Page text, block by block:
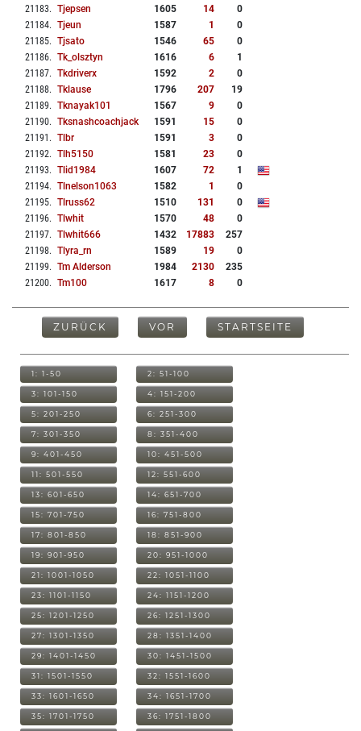
21183. Tjepsen 1605 14
0
21184. Tjeun 1587 1
0
21185. Tjsato 1546 65
0
21186. Tk_olsztyn 1616 6
1
21187. Tkdriverx 1592 2
0
21188. Tklause 1796 207
19
21189. Tknayak101 1567 9
0
21190. Tksnashcoachjack 1591 15
0
21191 . Tlbr 1591 3
0
21192. Tlh5150 1581 23
0
21193. Tlid1984 1607 72
1
21194. Tlnelson1063 1582 1
0
21195. Tlruss62 1510 131
0
21196. Tlwhit 1570 48
0
21197. Tlwhit666 1432 17883
257
21198. Tlyra_rn 1589 19
0
21199. Tm Alderson 1984 2130
235
21200. Tm100 1617 8 0
ZURÜCK VOR STARTSEITE
1: 1-50 2: 51-100
3: 101-150 4: 151-200
5: 201-250 6: 251-300
7: 301-350 8: 351-400
9: 401-450 10: 451-500
11: 501-550 12: 551-600
13: 601-650 14: 651-700
15: 701-750 16: 751-800
17: 801-850 18: 851-900
19: 901-950 20: 951-1000
21: 1001-1050 22: 1051-1100
23: 1101-1150 24: 1151-1200
25: 1201-1250 26: 1251-1300
27: 1301-1350 28: 1351-1400
29: 1401-1450 30: 1451-1500
31: 1501-1550 32: 1551-1600
33: 1601-1650 34: 1651-1700
35: 1701-1750 36: 1751-1800